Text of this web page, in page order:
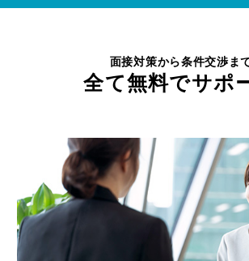
面接対策から条件交渉ま
全て無料でサポ